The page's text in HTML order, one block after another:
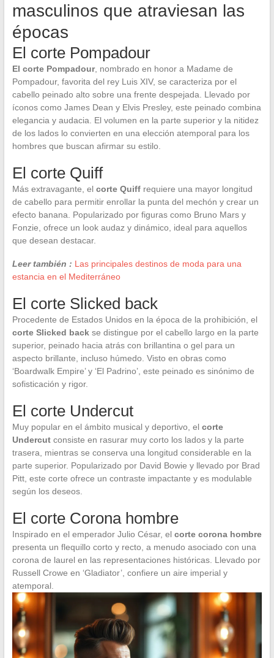
masculinos que atraviesan las
épocas
El corte Pompadour
El corte Pompadour, nombrado en honor a Madame de
Pompadour, favorita del rey Luis XIV, se caracteriza por el
cabello peinado alto sobre una frente despejada. Llevado por
íconos como James Dean y Elvis Presley, este peinado combina
elegancia y audacia. El volumen en la parte superior y la nitidez
de los lados lo convierten en una elección atemporal para los
hombres que buscan afirmar su estilo.
El corte Quiff
Más extravagante, el corte Quiffrequiere una mayor longitud
de cabello para permitir enrollar la punta del mechón y crear un
efecto banana. Popularizado por figuras como Bruno Mars y
Fonzie, ofrece un look audaz y dinámico, ideal para aquellos
que desean destacar.
Leer también : Las principales destinos de moda para una
estancia en el Mediterráneo
El corte Slicked back
Procedente de Estados Unidos en la época de la prohibición, el
corte Slicked backse distingue por el cabello largo en la parte
superior, peinado hacia atrás con brillantina o gel para un
aspecto brillante, incluso húmedo. Visto en obras como
‘Boardwalk Empire’ y ‘El Padrino’, este peinado es sinónimo de
sofisticación y rigor.
El corte Undercut
Muy popular en el ámbito musical y deportivo, el corte
Undercutconsiste en rasurar muy corto los lados y la parte
trasera, mientras se conserva una longitud considerable en la
parte superior. Popularizado por David Bowie y llevado por Brad
Pitt, este corte ofrece un contraste impactante y es modulable
según los deseos.
El corte Corona hombre
Inspirado en el emperador Julio César, el corte corona hombre
presenta un flequillo corto y recto, a menudo asociado con una
corona de laurel en las representaciones históricas. Llevado por
Russell Crowe en ‘Gladiator’, confiere un aire imperial y
atemporal.